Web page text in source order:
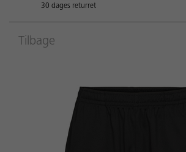
30 dages returret
Tilbage